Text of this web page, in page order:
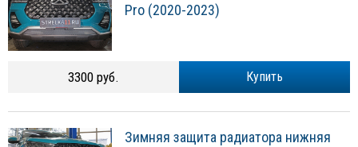
Pro (2020-2023)
Купить
3300 руб.
Зимняя защита радиатора нижняя